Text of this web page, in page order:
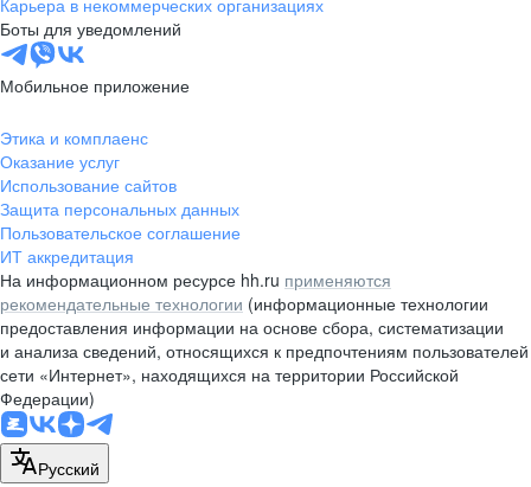
Минск
пр-т Дзержинского, д. 57,
10 этаж, помещение 45-1
pr@rabota.by
Алматы
пр. Абая, д. 151, БЦ Алатау,
12 этаж, офис 1209
+7 727 232-13-13
pr@headhunter.com.kz
Карьера в некоммерческих организациях
Боты для уведомлений
Мобильное приложение
Этика и комплаенс
Оказание услуг
Использование сайтов
Защита персональных данных
Пользовательское соглашение
ИТ аккредитация
На информационном ресурсе hh.ru применяются
рекомендательные технологии (информационные технологии
предоставления информации на основе сбора, систематизации
и анализа сведений, относящихся к предпочтениям пользователей
сети «Интернет», находящихся на территории Российской
Федерации)
Русский